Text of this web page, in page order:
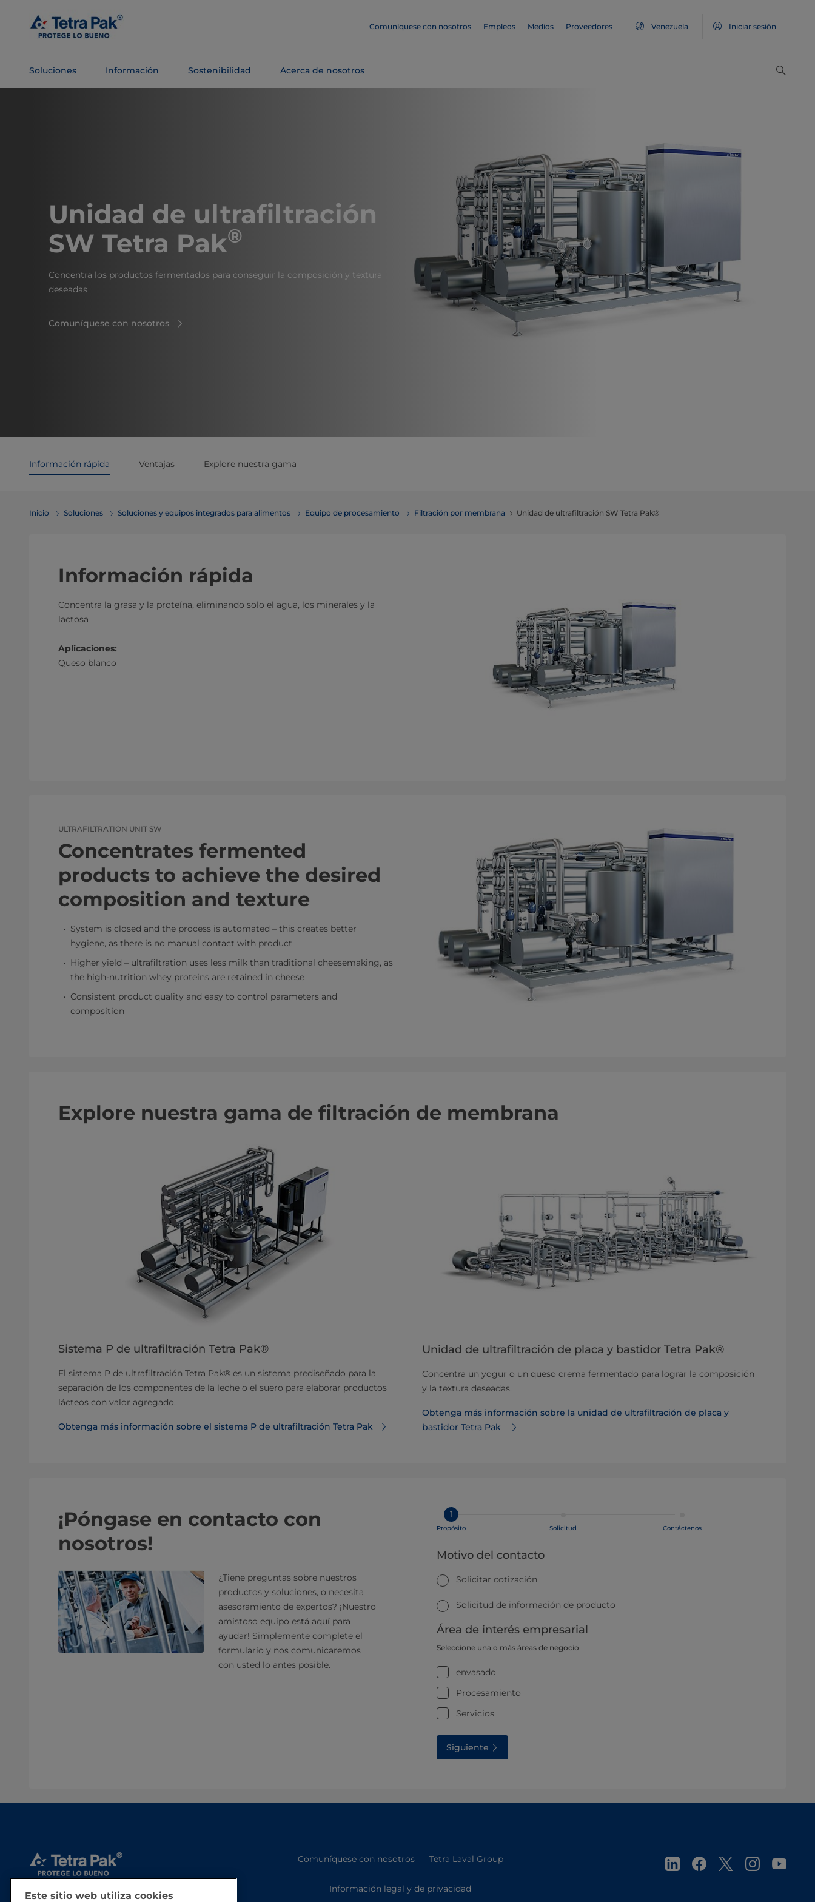
contenido
principal
Comuníquese con nosotros Empleos Medios Proveedores Venezuela Iniciar sesión
Soluciones Información Sostenibilidad Acerca de nosotros
Unidad de ultrafiltración
SW Tetra Pak®
Concentra los productos fermentados para conseguir la composición y textura
deseadas
Comuníquese con nosotros
Información rápida Ventajas Explore nuestra gama
Inicio Soluciones Soluciones y equipos integrados para alimentos Equipo de procesamiento Filtración por membrana Unidad de ultrafiltración SW Tetra Pak®
Información rápida
Concentra la grasa y la proteína, eliminando solo el agua, los minerales y la
lactosa
Aplicaciones:
Queso blanco
ULTRAFILTRATION UNIT SW
Concentrates fermented
products to achieve the desired
composition and texture
System is closed and the process is automated – this creates better
hygiene, as there is no manual contact with product
Higher yield – ultrafiltration uses less milk than traditional cheesemaking, as
the high-nutrition whey proteins are retained in cheese
Consistent product quality and easy to control parameters and
composition
Explore nuestra gama de filtración de membrana
Sistema P de ultrafiltración Tetra Pak®
El sistema P de ultrafiltración Tetra Pak® es un sistema prediseñado para la
separación de los componentes de la leche o el suero para elaborar productos
lácteos con valor agregado.
Obtenga más información sobre el sistema P de ultrafiltración Tetra Pak
Unidad de ultrafiltración de placa y bastidor Tetra Pak®
Concentra un yogur o un queso crema fermentado para lograr la composición
y la textura deseadas.
Obtenga más información sobre la unidad de ultrafiltración de placa y
bastidor Tetra Pak
¡Póngase en contacto con
nosotros!
¿Tiene preguntas sobre nuestros
productos y soluciones, o necesita
asesoramiento de expertos? ¡Nuestro
amistoso equipo está aquí para
ayudar! Simplemente complete el
formulario y nos comunicaremos
con usted lo antes posible.
1
Propósito Solicitud Contáctenos
Motivo del contacto
Solicitar cotización
Solicitud de información de producto
Área de interés empresarial
Seleccione una o más áreas de negocio
envasado
Procesamiento
Servicios
Siguiente
Comuníquese con nosotros Tetra Laval Group
Información legal y de privacidad
Este sitio web utiliza cookies